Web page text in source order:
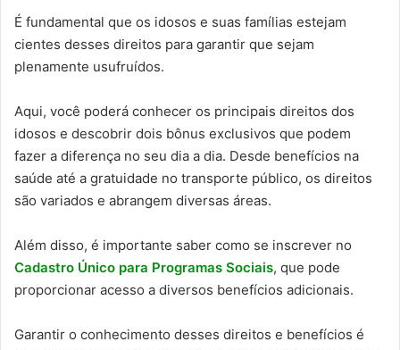
É fundamental que os idosos e suas famílias estejam
cientes desses direitos para garantir que sejam
plenamente usufruídos.
Aqui, você poderá conhecer os principais direitos dos
idosos e descobrir dois bônus exclusivos que podem
fazer a diferença no seu dia a dia. Desde benefícios na
saúde até a gratuidade no transporte público, os direitos
são variados e abrangem diversas áreas.
Além disso, é importante saber como se inscrever no
Cadastro Único para Programas Sociais, que pode
proporcionar acesso a diversos benefícios adicionais.
Garantir o conhecimento desses direitos e benefícios é